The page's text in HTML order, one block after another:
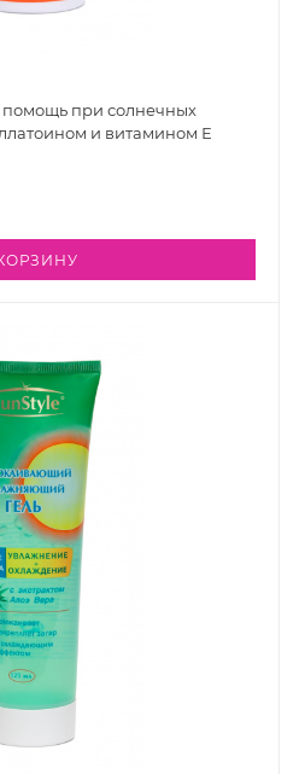
при солнечных
и витамином Е